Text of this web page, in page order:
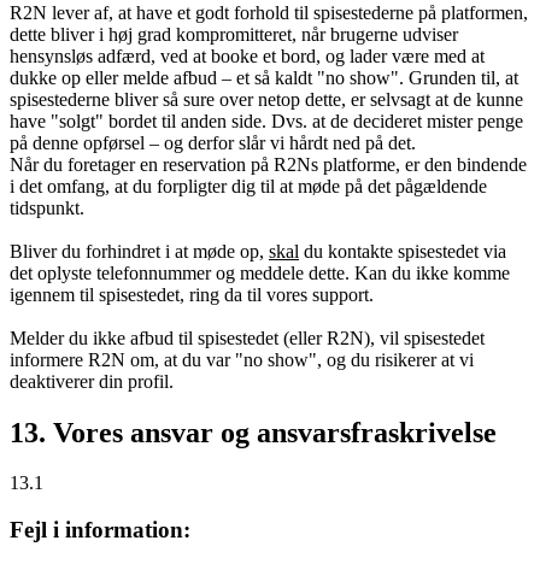
R2N lever af, at have et godt forhold til spisestederne på platformen,
dette bliver i høj grad kompromitteret, når brugerne udviser
hensynsløs adfærd, ved at booke et bord, og lader være med at
dukke op eller melde afbud – et så kaldt "no show". Grunden til, at
spisestederne bliver så sure over netop dette, er selvsagt at de kunne
have "solgt" bordet til anden side. Dvs. at de decideret mister penge
på denne opførsel – og derfor slår vi hårdt ned på det.
Når du foretager en reservation på R2Ns platforme, er den bindende
i det omfang, at du forpligter dig til at møde på det pågældende
tidspunkt.
Bliver du forhindret i at møde op, skal du kontakte spisestedet via
det oplyste telefonnummer og meddele dette. Kan du ikke komme
igennem til spisestedet, ring da til vores support.
Melder du ikke afbud til spisestedet (eller R2N), vil spisestedet
informere R2N om, at du var "no show", og du risikerer at vi
deaktiverer din profil.
13. Vores ansvar og ansvarsfraskrivelse
13.1
Fejl i information: